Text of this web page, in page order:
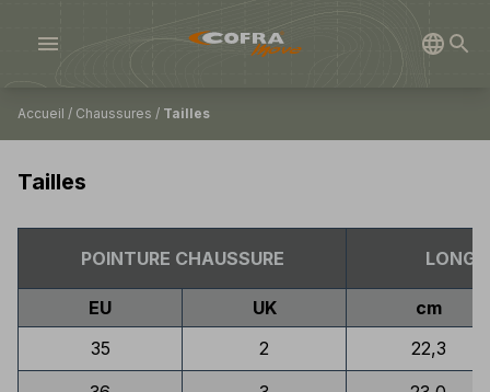
menu
Accueil / Chaussures / Tailles
Tailles
POINTURE CHAUSSURE
EU UK
cm
35
2
22,3